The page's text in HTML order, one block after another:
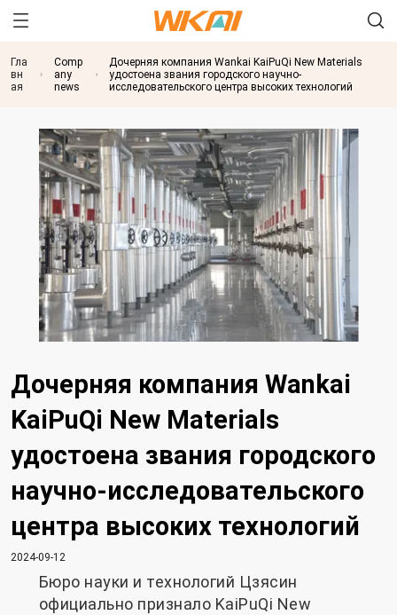
Гла
вн
ая
Comp
any
news
Дочерняя компания Wankai KaiPuQi New Materials
удостоена звания городского научно-
исследовательского центра высоких технологий
Дочерняя компания Wankai
KaiPuQi New Materials
удостоена звания городского
научно-исследовательского
центра высоких технологий
2024-09-12
Бюро науки и технологий Цзясин
официально признало KaiPuQi New